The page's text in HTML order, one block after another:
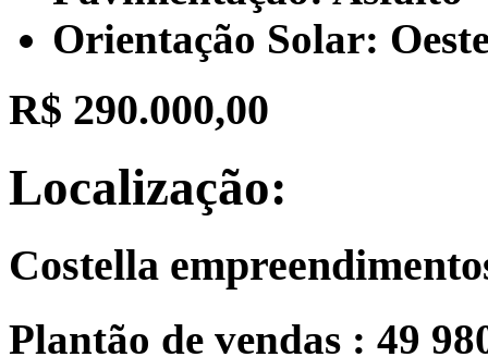
Orientação Solar:
R$ 290.000,00
Localização:
Costella
Plantão de vendas : 49